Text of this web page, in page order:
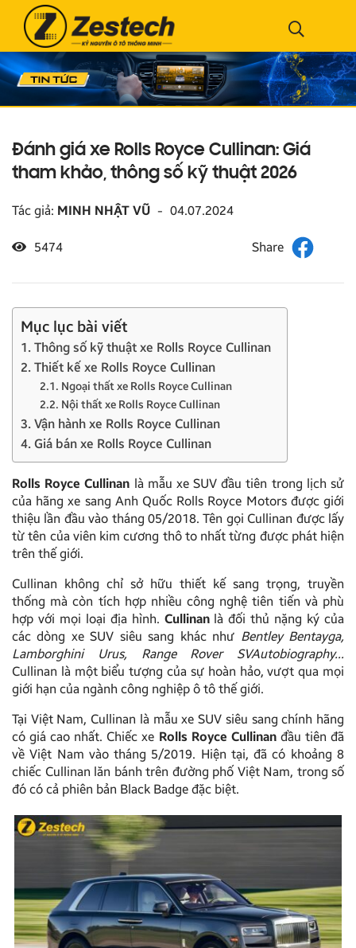
Đánh giá xe Rolls Royce Cullinan: Giá
tham khảo, thông số kỹ thuật 2026
Tác giả: MINH NHẬT VŨ - 04.07.2024
5474
Mục lục bài viết
1. Thông số kỹ thuật xe Rolls Royce Cullinan
2. Thiết kế xe Rolls Royce Cullinan
2.1. Ngoại thất xe Rolls Royce Cullinan
2.2. Nội thất xe Rolls Royce Cullinan
3. Vận hành xe Rolls Royce Cullinan
4. Giá bán xe Rolls Royce Cullinan
Rolls Royce Cullinan là mẫu xe SUV đầu tiên trong lịch sử
của hãng xe sang Anh Quốc Rolls Royce Motors được giới
thiệu lần đầu vào tháng 05/2018. Tên gọi Cullinan được lấy
từ tên của viên kim cương thô to nhất từng được phát hiện
trên thế giới.
Cullinan không chỉ sở hữu thiết kế sang trọng, truyền
thống mà còn tích hợp nhiều công nghệ tiên tiến và phù
hợp với mọi loại địa hình. Cullinanlà đối thủ nặng ký của
các dòng xe SUV siêu sang khác như Bentley Bentayga,
Lamborghini Urus, Range Rover SVAutobiography…
Cullinan là một biểu tượng của sự hoàn hảo, vượt qua mọi
giới hạn của ngành công nghiệp ô tô thế giới.
Tại Việt Nam, Cullinan là mẫu xe SUV siêu sang chính hãng
có giá cao nhất. Chiếc xe Rolls Royce Cullinanđầu tiên đã
về Việt Nam vào tháng 5/2019. Hiện tại, đã có khoảng 8
chiếc Cullinan lăn bánh trên đường phố Việt Nam, trong số
đó có cả phiên bản Black Badge đặc biệt.